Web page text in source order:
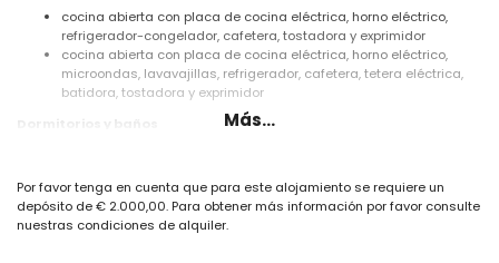
cocina abierta con placa de cocina eléctrica, horno eléctrico,
refrigerador-congelador, cafetera, tostadora y exprimidor
cocina abierta con placa de cocina eléctrica, horno eléctrico,
microondas, lavavajillas, refrigerador, cafetera, tetera eléctrica,
batidora, tostadora y exprimidor
suite
dormitorio con aire acondicionado y cama king size
dormitorio con aire acondicionado y cama doble
Más...
Por favor tenga en cuenta que para este alojamiento se requiere un
depósito de € 2.000,00. Para obtener más información por favor consulte
nuestras condiciones de alquiler.